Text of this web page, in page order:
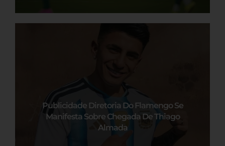
Publicidade Diretoria Do Flamengo Se
Manifesta Sobre Chegada De Thiago
Almada